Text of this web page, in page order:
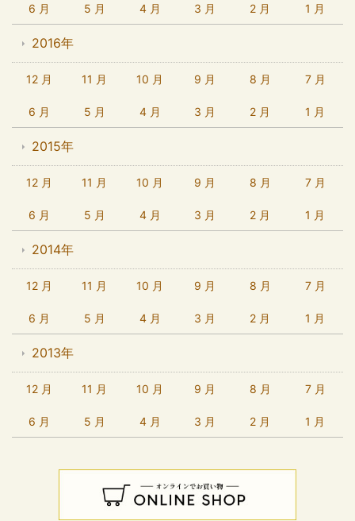
6 月 5 月 4 月 3 月 2 月 1 月
2016年
12 月 11 月 10 月 9 月 8 月 7 月
6 月 5 月 4 月 3 月 2 月 1 月
2015年
12 月 11 月 10 月 9 月 8 月 7 月
6 月 5 月 4 月 3 月 2 月 1 月
2014年
12 月 11 月 10 月 9 月 8 月 7 月
6 月 5 月 4 月 3 月 2 月 1 月
2013年
12 月 11 月 10 月 9 月 8 月 7 月
6 月 5 月 4 月 3 月 2 月 1 月